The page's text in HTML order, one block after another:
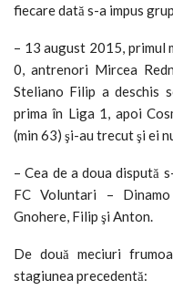
fiecare dată s-a impus
– 13 august 2015, primul
0, antrenori Mircea
Steliano Filip a deschis
prima în Liga 1, apoi
(min 63) şi-au trecut şi ei
– Cea de a doua dispută
FC Voluntari –
Gnohere, Filip şi Anton.
De două meciuri
stagiunea precedentă: